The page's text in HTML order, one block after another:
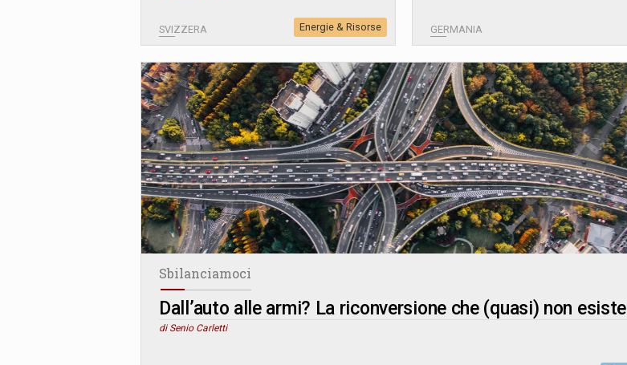
SVIZZERA Energie & Risorse GERMANIA
Sbilanciamoci
Dall’auto alle armi? La riconversione che (quasi) non esiste
di Senio Carletti